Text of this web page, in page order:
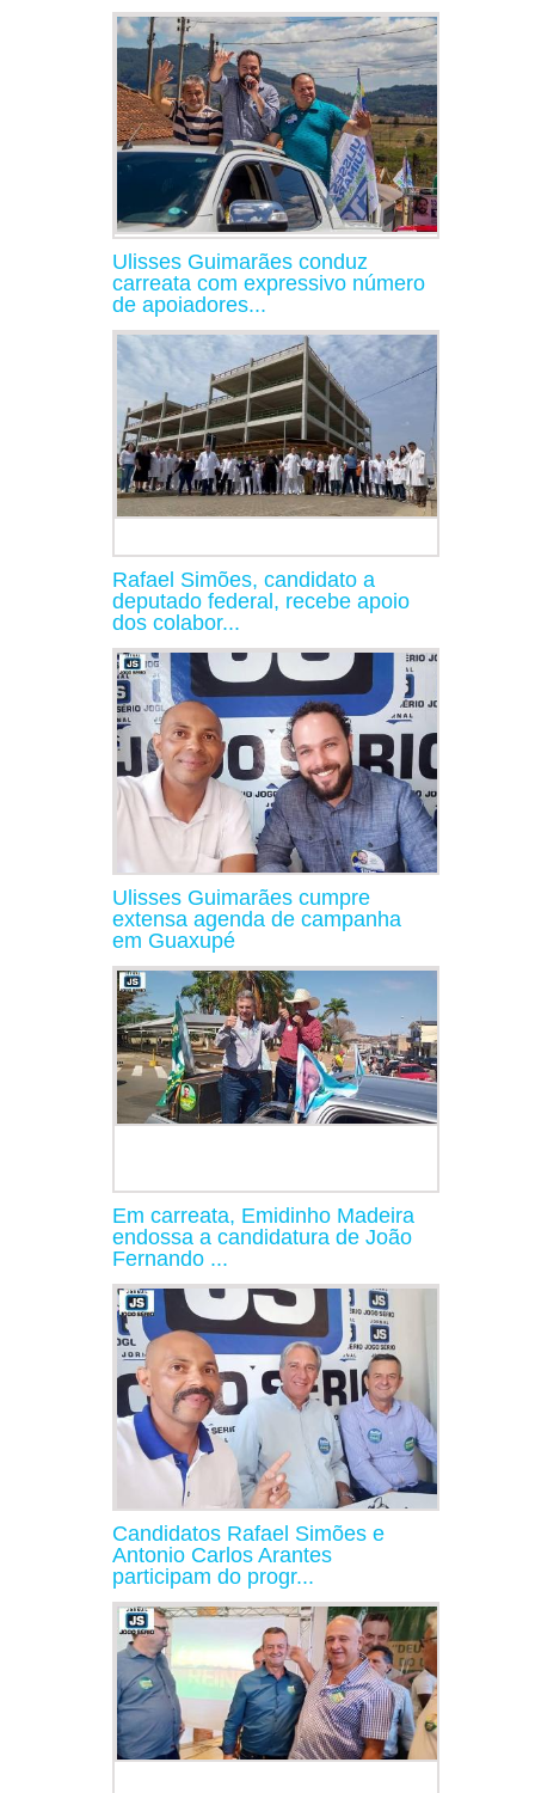
Ulisses Guimarães conduz
carreata com expressivo número
de apoiadores...
Rafael Simões, candidato a
deputado federal, recebe apoio
dos colabor...
Ulisses Guimarães cumpre
extensa agenda de campanha
em Guaxupé
Em carreata, Emidinho Madeira
endossa a candidatura de João
Fernando ...
Candidatos Rafael Simões e
Antonio Carlos Arantes
participam do progr...